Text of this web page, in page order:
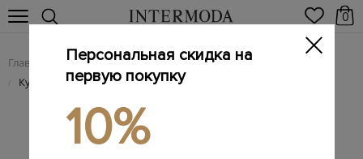
0
Главная Мужчинам / Одежда / Куртки
/ Куртка из тонкой шерстяной ткани с обработкой Impeccabile
Персональная скидка на
первую покупку
10%